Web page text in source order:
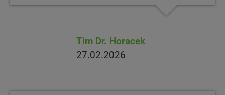
Tim Dr. Horacek
27.02.2026